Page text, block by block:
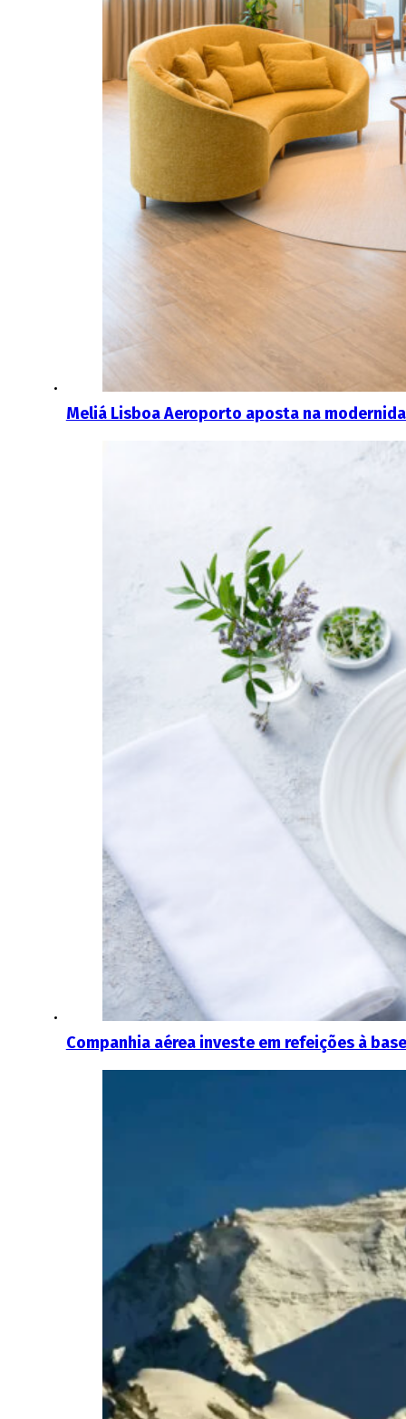
Meliá Lisboa Aeroporto aposta na
Companhia aérea investe em refeições à